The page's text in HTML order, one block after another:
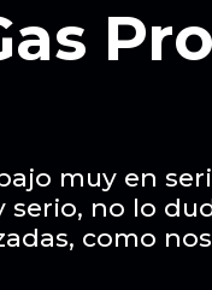
muy en
serio, no lo
como